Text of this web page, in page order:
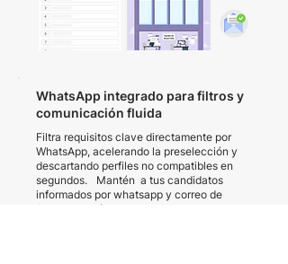
WhatsApp integrado para filtros y
comunicación fluida
Filtra requisitos clave directamente por
WhatsApp, acelerando la preselección y
descartando perfiles no compatibles en
segundos. Mantén a tus candidatos
informados por whatsapp y correo de
forma simultánea, su experiencia es clave.